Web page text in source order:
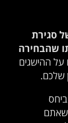
סגירת
שהבחירה
על ההישגים
שלכם.
שאתם